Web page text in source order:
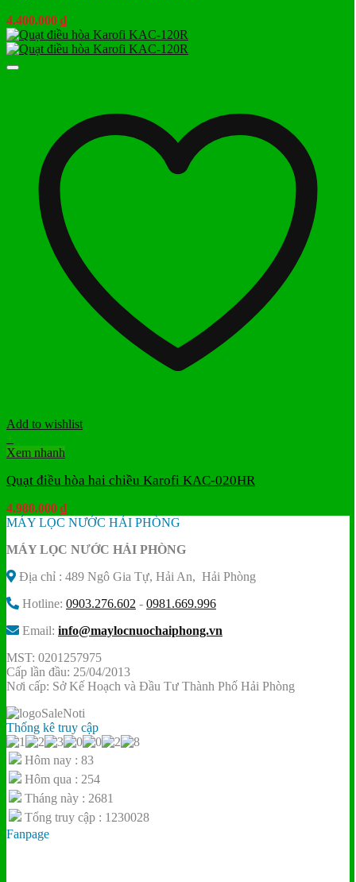
4.400.000 ₫
Add to wishlist
+
Xem nhanh
Quạt điều hòa hai chiều Karofi KAC-020HR
4.980.000 ₫
MÁY LỌC NƯỚC HẢI PHÒNG
MÁY LỌC NƯỚC HẢI PHÒNG
Địa chỉ : 489 Ngô Gia Tự, Hải An, Hải Phòng
Hotline: 0903.276.602 - 0981.669.996
Email: info@maylocnuochaiphong.vn
MST: 0201257975
Cấp lần đầu: 25/04/2013
Nơi cấp: Sở Kế Hoạch và Đầu Tư Thành Phố Hải Phòng
Thống kê truy cập
Hôm nay : 83
Hôm qua : 254
Tháng này : 2681
Tổng truy cập : 1230028
Fanpage